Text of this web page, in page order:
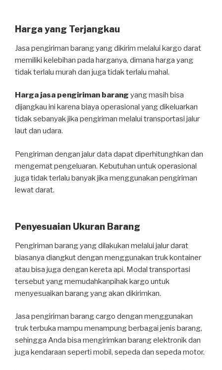
Harga yang Terjangkau
Jasa pengiriman barang yang dikirim melalui kargo darat
memiliki kelebihan pada harganya, dimana harga yang
tidak terlalu murah dan juga tidak terlalu mahal.
Harga jasa pengiriman barang yang masih bisa
dijangkau ini karena biaya operasional yang dikeluarkan
tidak sebanyak jika pengiriman melalui transportasi jalur
laut dan udara.
Pengiriman dengan jalur data dapat diperhitunghkan dan
mengemat pengeluaran. Kebutuhan untuk operasional
juga tidak terlalu banyak jika menggunakan pengiriman
lewat darat.
Penyesuaian Ukuran Barang
Pengiriman barang yang dilakukan melalui jalur darat
biasanya diangkut dengan menggunakan truk kontainer
atau bisa juga dengan kereta api. Modal transportasi
tersebut yang memudahkanpihak kargo untuk
menyesuaikan barang yang akan dikirimkan.
Jasa pengiriman barang cargo dengan menggunakan
truk terbuka mampu menampung berbagai jenis barang,
sehingga Anda bisa mengirimkan barang elektronik dan
juga kendaraan seperti mobil, sepeda dan sepeda motor.